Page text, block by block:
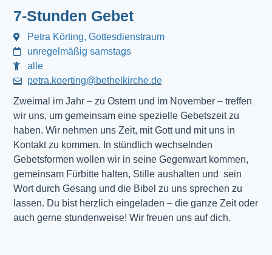
7-Stunden Gebet
Petra Körting, Gottesdienstraum
unregelmäßig samstags
alle
petra.koerting@bethelkirche.de
Zweimal im Jahr – zu Ostern und im November – treffen
wir uns, um gemeinsam eine spezielle Gebetszeit zu
haben. Wir nehmen uns Zeit, mit Gott und mit uns in
Kontakt zu kommen. In stündlich wechselnden
Gebetsformen wollen wir in seine Gegenwart kommen,
gemeinsam Fürbitte halten, Stille aushalten und sein
Wort durch Gesang und die Bibel zu uns sprechen zu
lassen. Du bist herzlich eingeladen – die ganze Zeit oder
auch gerne stundenweise! Wir freuen uns auf dich.